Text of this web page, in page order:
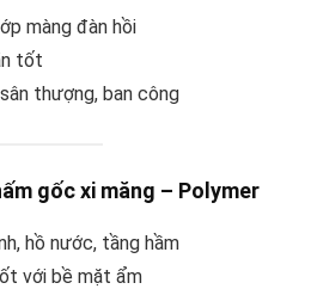
màng đàn hồi
tốt
thượng, ban công
gốc xi măng – Polymer
hồ nước, tầng hầm
với bề mặt ẩm